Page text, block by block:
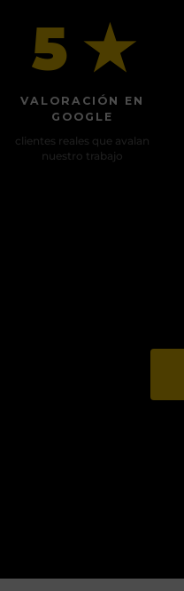
5 ★
VALORACIÓN EN
GOOGLE
clientes reales que avalan
nuestro trabajo